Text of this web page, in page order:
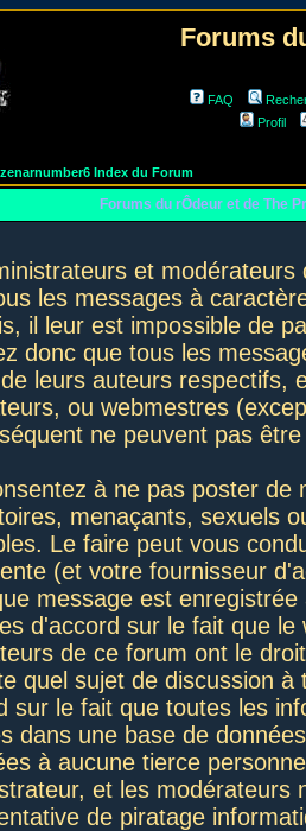
Forums
FAQ
Profil
Index du Forum
Forums du rÔdeur et de The
et
les messages à
il leur est impossible de
donc que tous les
leurs auteurs respectifs,
ou webmestres
ne peuvent pas
à ne pas poster de
menaçants, sexuels
Le faire peut vous
(et votre fournisseur
message est
d'accord sur le fait que
de ce forum ont le
quel sujet de discussion
sur le fait que toutes les
dans une base de
à aucune tierce
et les
de piratage